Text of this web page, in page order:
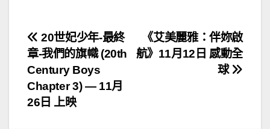
文
章
導
《艾美麗雅：伴妳啟
航》11月12日 感動全
球
20世妃少年-最終
章-我們的旗幟 (20th
Century Boys
Chapter 3) — 11月
26日 上映